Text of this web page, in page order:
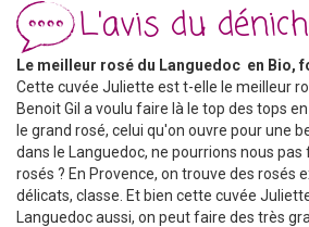
L'avis du
Le meilleur rosé du Languedoc en Bio,
Cette cuvée Juliette est t-elle le meilleur
Benoit Gil a voulu faire là le top des tops
le grand rosé, celui qu'on ouvre pour une
dans le Languedoc, ne pourrions nous
rosés ? En Provence, on trouve des rosés
délicats, classe. Et bien cette cuvée
Languedoc aussi, on peut faire des très